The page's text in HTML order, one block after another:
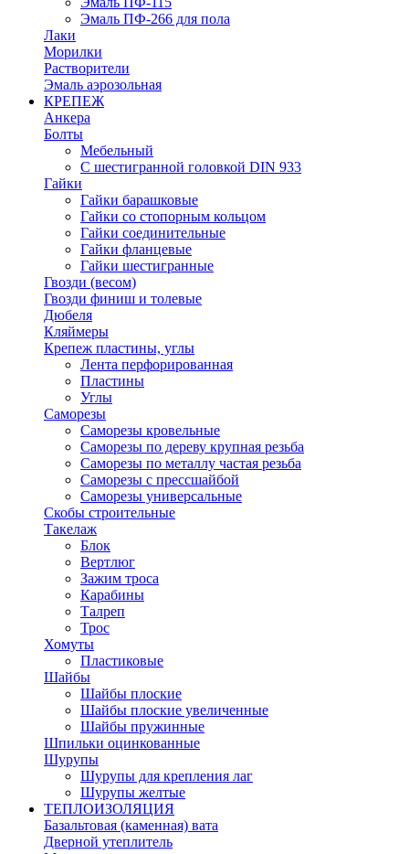
Эмаль ПФ-266 для пола
Лаки
Морилки
Растворители
Эмаль аэрозольная
КРЕПЕЖ
Анкера
Болты
Мебельный
С шестигранной головкой DIN 933
Гайки
Гайки барашковые
Гайки со стопорным кольцом
Гайки соединительные
Гайки фланцевые
Гайки шестигранные
Гвозди (весом)
Гвозди финиш и толевые
Дюбеля
Кляймеры
Крепеж пластины, углы
Лента перфорированная
Пластины
Углы
Саморезы
Саморезы кровельные
Саморезы по дереву крупная резьба
Саморезы по металлу частая резьба
Саморезы с прессшайбой
Саморезы универсальные
Скобы строительные
Такелаж
Блок
Вертлюг
Зажим троса
Карабины
Талреп
Трос
Хомуты
Пластиковые
Шайбы
Шайбы плоские
Шайбы плоские увеличенные
Шайбы пружинные
Шпильки оцинкованные
Шурупы
Шурупы для крепления лаг
Шурупы желтые
ТЕПЛОИЗОЛЯЦИЯ
Базальтовая (каменная) вата
Дверной утеплитель